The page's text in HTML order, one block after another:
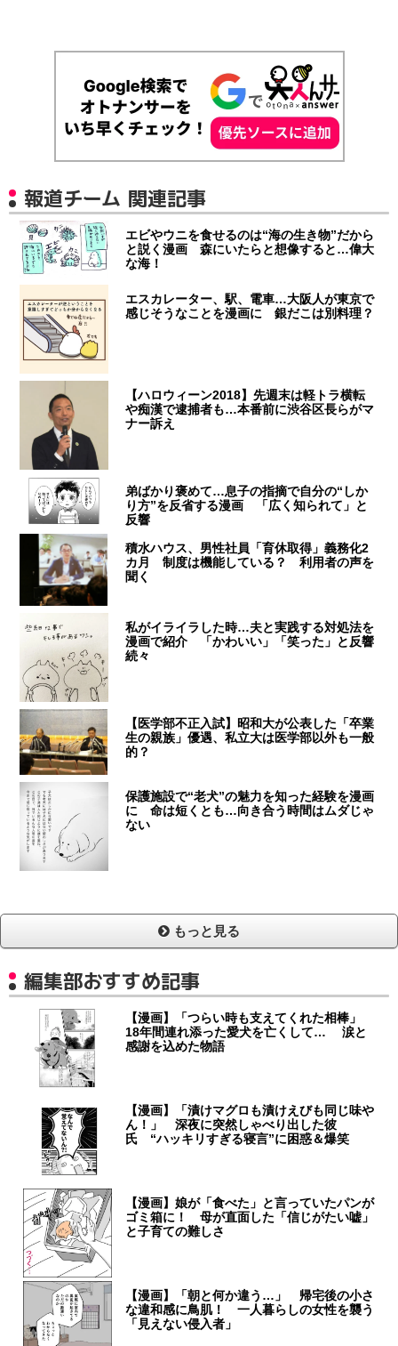
報道チーム 関連記事
エビやウニを食せるのは“海の生き物”だから
と説く漫画 森にいたらと想像すると…偉大
な海！
エスカレーター、駅、電車…大阪人が東京で
感じそうなことを漫画に 銀だこは別料理？
【ハロウィーン2018】先週末は軽トラ横転
や痴漢で逮捕者も…本番前に渋谷区長らがマ
ナー訴え
弟ばかり褒めて…息子の指摘で自分の“しか
り方”を反省する漫画 「広く知られて」と
反響
積水ハウス、男性社員「育休取得」義務化2
カ月 制度は機能している？ 利用者の声を
聞く
私がイライラした時…夫と実践する対処法を
漫画で紹介 「かわいい」「笑った」と反響
続々
【医学部不正入試】昭和大が公表した「卒業
生の親族」優遇、私立大は医学部以外も一般
的？
保護施設で“老犬”の魅力を知った経験を漫画
に 命は短くとも…向き合う時間はムダじゃ
ない
もっと見る
編集部おすすめ記事
【漫画】「つらい時も支えてくれた相棒」
18年間連れ添った愛犬を亡くして… 涙と
感謝を込めた物語
【漫画】「漬けマグロも漬けえびも同じ味や
ん！」 深夜に突然しゃべり出した彼
氏 “ハッキリすぎる寝言”に困惑＆爆笑
【漫画】娘が「食べた」と言っていたパンが
ゴミ箱に！ 母が直面した「信じがたい嘘」
と子育ての難しさ
【漫画】「朝と何か違う…」 帰宅後の小さ
な違和感に鳥肌！ 一人暮らしの女性を襲う
「見えない侵入者」